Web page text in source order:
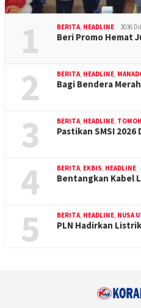
1 BERITA HEADLINE 3036
Beri Promo Hemat
2 BERITA HEADLINE
Bagi Bendera
3 BERITA HEADLINE
Pastikan SMSI
4 BERITA EKBIS HEADLINE
Bentangkan Kabel
5 BERITA HEADLINE NUSA
PLN Hadirkan